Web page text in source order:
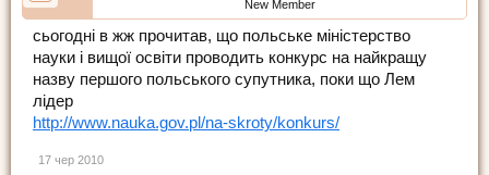
New Member
сьогодні в жж прочитав, що польське міністерство
науки і вищої освіти проводить конкурс на найкращу
назву першого польського супутника, поки що Лем
лідер
http://www.nauka.gov.pl/na-skroty/konkurs/
17 чер 2010